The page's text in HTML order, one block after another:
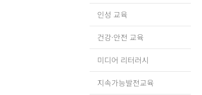
인성 교육
건강·안전 교육
미디어 리터러시
지속가능발전교육